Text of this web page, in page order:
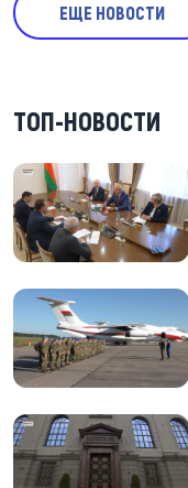
ЕЩЕ НОВОСТИ
ТОП-НОВОСТИ